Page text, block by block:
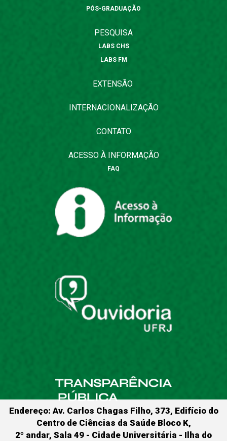
PÓS-GRADUAÇÃO
PESQUISA
LABS CHS
LABS FM
EXTENSÃO
INTERNACIONALIZAÇÃO
CONTATO
ACESSO À INFORMAÇÃO
FAQ
Endereço: Av. Carlos Chagas Filho, 373, Edifício do
Centro de Ciências da Saúde Bloco K,
2º andar, Sala 49 - Cidade Universitária - Ilha do